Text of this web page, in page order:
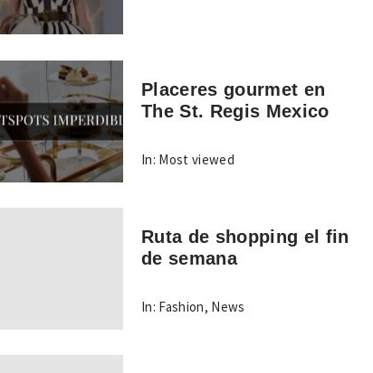
Placeres gourmet en
The St. Regis Mexico
In: Most viewed
Ruta de shopping el fin
de semana
In: Fashion, News